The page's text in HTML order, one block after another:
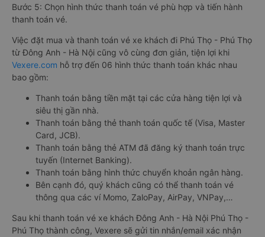
Bước 5: Chọn hình thức thanh toán vé phù hợp và tiến hành
thanh toán vé.
Việc đặt mua và thanh toán vé xe khách đi Phú Thọ - Phú Thọ
từ Đông Anh - Hà Nội cũng vô cùng đơn giản, tiện lợi khi
Vexere.com hỗ trợ đến 06 hình thức thanh toán khác nhau
bao gồm:
Thanh toán bằng tiền mặt tại các cửa hàng tiện lợi và
siêu thị gần nhà.
Thanh toán bằng thẻ thanh toán quốc tế (Visa, Master
Card, JCB).
Thanh toán bằng thẻ ATM đã đăng ký thanh toán trực
tuyến (Internet Banking).
Thanh toán bằng hình thức chuyển khoản ngân hàng.
Bên cạnh đó, quý khách cũng có thể thanh toán vé
thông qua các ví Momo, ZaloPay, AirPay, VNPay,…
Sau khi thanh toán vé xe khách Đông Anh - Hà Nội Phú Thọ -
Phú Thọ thành công, Vexere sẽ gửi tin nhắn/email xác nhận